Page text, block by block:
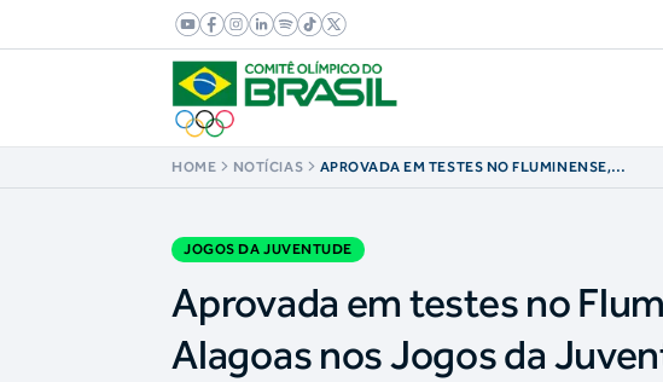
HOME NOTÍCIAS
APROVADA EM TESTES NO FLUMINENSE,
JOGOS DA JUVENTUDE
Aprovada em testes no
Alagoas nos Jogos da